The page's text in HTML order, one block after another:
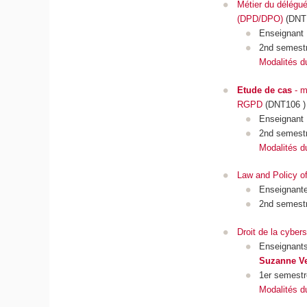
Métier du
(DPD/DPO)
2nd
Modalités
Etude de cas-
RGPD(DNT106 )
2nd
Modalités
Law and Policy
2nd
Droit de la
Suzanne
1er
Modalités